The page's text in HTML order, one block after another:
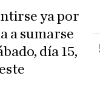
ya por
a sumarse
día 15,